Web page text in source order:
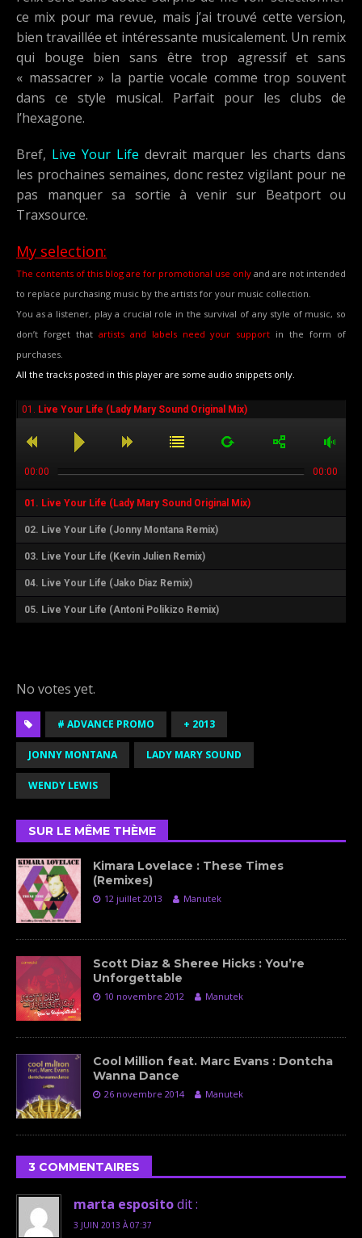
ce mix pour ma revue, mais j’ai trouvé cette version,
bien travaillée et intéressante musicalement. Un remix
qui bouge bien sans être trop agressif et sans
« massacrer » la partie vocale comme trop souvent
dans ce style musical. Parfait pour les clubs de
l’hexagone.
Bref, Live Your Life devrait marquer les charts dans
les prochaines semaines, donc restez vigilant pour ne
pas manquer sa sortie à venir sur Beatport ou
Traxsource.
My selection:
The contents of this blog are for promotional use only and are not intended
to replace purchasing music by the artists for your music collection.
You as a listener, play a crucial role in the survival of any style of music, so
don’t forget that artists and labels need your support in the form of
purchases.
All the tracks posted in this player are some audio snippets only.
01. Live Your Life (Lady Mary Sound Original Mix)
00:00 00:00
01. Live Your Life (Lady Mary Sound Original Mix)
02. Live Your Life (Jonny Montana Remix)
03. Live Your Life (Kevin Julien Remix)
04. Live Your Life (Jako Diaz Remix)
05. Live Your Life (Antoni Polikizo Remix)
No votes yet.
# ADVANCE PROMO + 2013
JONNY MONTANA LADY MARY SOUND
WENDY LEWIS
SUR LE MÊME THÈME
Kimara Lovelace : These Times
(Remixes)
12 juillet 2013 Manutek
Scott Diaz & Sheree Hicks : You’re
Unforgettable
10 novembre 2012 Manutek
Cool Million feat. Marc Evans : Dontcha
Wanna Dance
26 novembre 2014 Manutek
3 COMMENTAIRES
marta espositodit :
3 JUIN 2013 À 07:37